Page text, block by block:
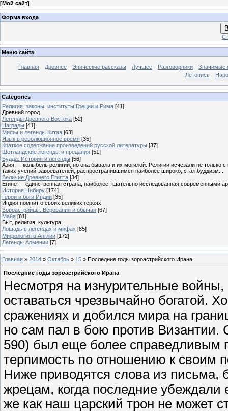
[Мой сайт]
Форма входа
Меню сайта
Главная Древнее Эпические рассказы Лучшее Разговорники
Значимые
Летопись
Categories
Религия, законы, институты Греции и Рима [41]
Древний город
Легенды Древнего Востока [52]
Награды [41]
Мифы и легенды Китая [63]
Язык в революционное время [35]
Краткое содержание произведений русской литературы [37]
Шотландские легенды и предания [51]
Будда. История и легенды [56]
Азия — колыбель религий, но она бывала и их могилой. Религии исчезали не
таких учений-завоевателей, распространившимся наиболее широко, стал буддизм...
Величие Древнего Египта [34]
Египет – единственная страна, наиболее тщательно исследованная современными
История Нибиру [174]
Герои и боги Индии [35]
Индия помнит о своих великих героях
Зороастрийцы. Верования и обычаи [67]
Майя [81]
Быт, религия, культура.
Лошадь в легендах и мифах [85]
Мифология в Англии [172]
Легенды Армении [7]
Главная » 2014 » Октябрь » 15 » Последние годы зороастрийского Ирана
Последние годы зороастрийского Ирана
Несмотря на изнурительные
оставаться чрезвычайно богатой.
сражениях и добился мира на
но сам пал в бою против Византии.
590) был еще более справедливым
терпимость по отношению к своим
Ниже приводятся слова из письма,
жрецам, когда последние убеждали
же как наш царский трон не может